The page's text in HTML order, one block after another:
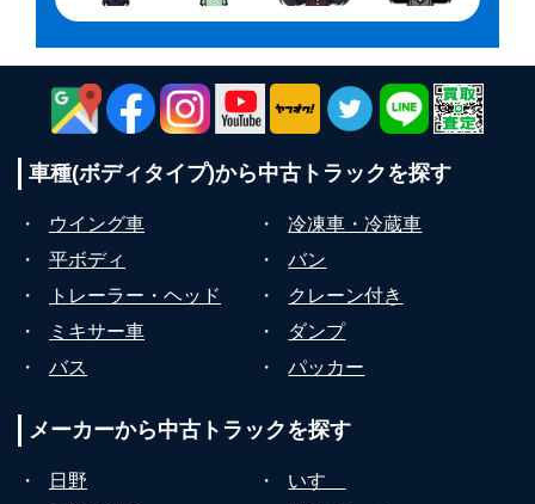
車種(ボディタイプ)から中古トラックを探す
・ ウイング車 ・
冷凍車・冷蔵車
・
平ボディ ・
バン
・
トレーラー・ヘッド ・
クレーン付き
・
ミキサー車 ・
ダンプ
・
バス ・ パッカー
メーカーから中古トラックを探す
・ 日野 ・
いすゞ